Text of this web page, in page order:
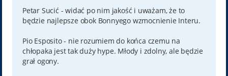
Petar Sucić - widać po nim jakość i uważam, że to
będzie najlepsze obok Bonnyego wzmocnienie Interu.
Pio Esposito - nie rozumiem do końca czemu na
chłopaka jest tak duży hype. Młody i zdolny, ale będzie
grał ogony.